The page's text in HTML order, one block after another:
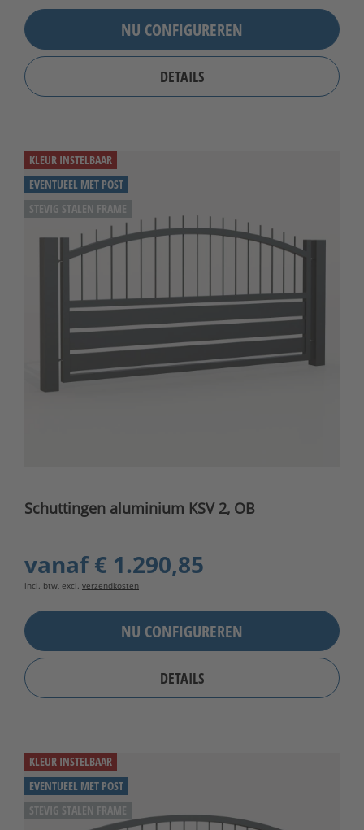
NU CONFIGUREREN
DETAILS
KLEUR INSTELBAAR
EVENTUEEL MET POST
STEVIG STALEN FRAME
Schuttingen aluminium KSV 2, OB
vanaf€ 1.290,85
incl. btw, excl. verzendkosten
NU CONFIGUREREN
DETAILS
KLEUR INSTELBAAR
EVENTUEEL MET POST
STEVIG STALEN FRAME